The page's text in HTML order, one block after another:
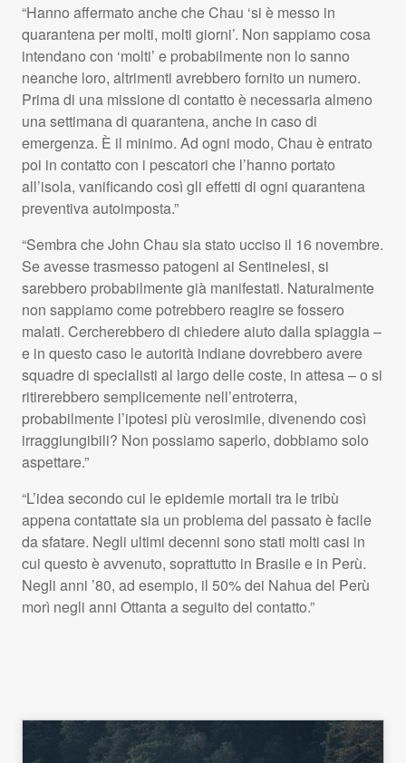
“Hanno affermato anche che Chau ‘si è messo in
quarantena per molti, molti giorni’. Non sappiamo cosa
intendano con ‘molti’ e probabilmente non lo sanno
neanche loro, altrimenti avrebbero fornito un numero.
Prima di una missione di contatto è necessaria almeno
una settimana di quarantena, anche in caso di
emergenza. È il minimo. Ad ogni modo, Chau è entrato
poi in contatto con i pescatori che l’hanno portato
all’isola, vanificando così gli effetti di ogni quarantena
preventiva autoimposta.”
“Sembra che John Chau sia stato ucciso il 16 novembre.
Se avesse trasmesso patogeni ai Sentinelesi, si
sarebbero probabilmente già manifestati. Naturalmente
non sappiamo come potrebbero reagire se fossero
malati. Cercherebbero di chiedere aiuto dalla spiaggia –
e in questo caso le autorità indiane dovrebbero avere
squadre di specialisti al largo delle coste, in attesa – o si
ritirerebbero semplicemente nell’entroterra,
probabilmente l’ipotesi più verosimile, divenendo così
irraggiungibili? Non possiamo saperlo, dobbiamo solo
aspettare.”
“L’idea secondo cui le epidemie mortali tra le tribù
appena contattate sia un problema del passato è facile
da sfatare. Negli ultimi decenni sono stati molti casi in
cui questo è avvenuto, soprattutto in Brasile e in Perù.
Negli anni ’80, ad esempio, il 50% dei Nahua del Perù
morì negli anni Ottanta a seguito del contatto.”